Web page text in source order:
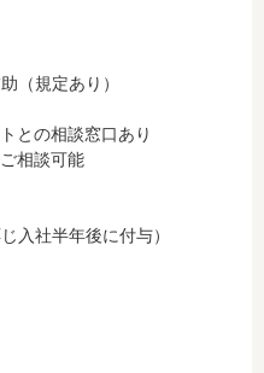
（規定あり）
との相談窓口あり
相談可能
入社半年後に付与）